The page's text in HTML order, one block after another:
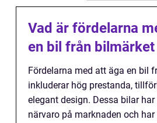
Vad är fördelarna
en bil från bilmärket
Fördelarna med att äga en bil
inkluderar hög prestanda,
elegant design. Dessa bilar
närvaro på marknaden och